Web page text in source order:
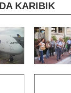
KARIBIK